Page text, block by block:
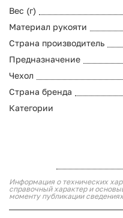
Вес (г)
Материал рукояти
Страна производитель
Предназначение
Чехол
Страна бренда
Категории
Информация о технических
справочный характер и
моменту публикации сведениях